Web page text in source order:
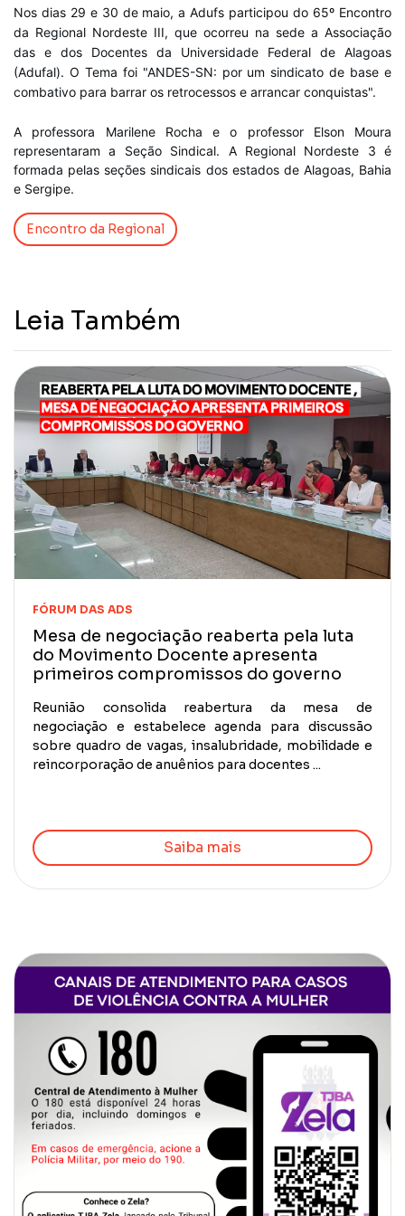
Nos dias 29 e 30 de maio, a Adufs participou do 65º Encontro
da Regional Nordeste III, que ocorreu na sede a Associação
das e dos Docentes da Universidade Federal de Alagoas
(Adufal). O Tema foi "ANDES-SN: por um sindicato de base e
combativo para barrar os retrocessos e arrancar conquistas".
A professora Marilene Rocha e o professor Elson Moura
representaram a Seção Sindical. A Regional Nordeste 3 é
formada pelas seções sindicais dos estados de Alagoas, Bahia
e Sergipe.
Encontro da Regional
Leia Também
FÓRUM DAS ADS
Mesa de negociação reaberta pela luta
do Movimento Docente apresenta
primeiros compromissos do governo
Reunião consolida reabertura da mesa de
negociação e estabelece agenda para discussão
sobre quadro de vagas, insalubridade, mobilidade e
reincorporação de anuênios para docentes ...
Saiba mais